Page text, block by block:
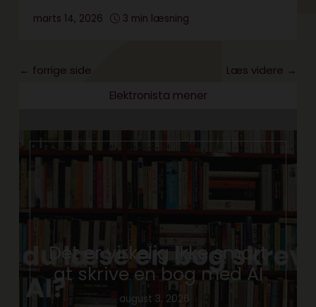
marts 14, 2026 3 min læsning
← forrige side
Læs videre →
Elektronista mener
Det er virkelig ikke smart
at skrive en bog med AI
august 3, 2026